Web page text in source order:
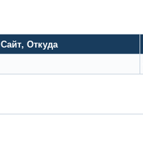
Сайт, Откуда